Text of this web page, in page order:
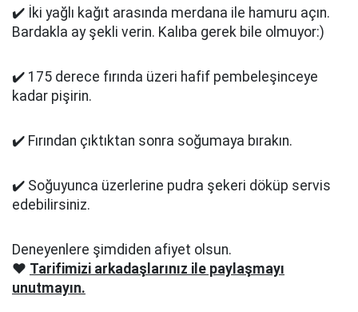
✔️ İki yağlı kağıt arasında merdana ile hamuru açın.
Bardakla ay şekli verin. Kalıba gerek bile olmuyor:)
✔️ 175 derece fırında üzeri hafif pembeleşinceye
kadar pişirin.
✔️ Fırından çıktıktan sonra soğumaya bırakın.
✔️ Soğuyunca üzerlerine pudra şekeri döküp servis
edebilirsiniz.
Deneyenlere şimdiden afiyet olsun.
❤️ Tarifimizi arkadaşlarınız ile paylaşmayı
unutmayın.